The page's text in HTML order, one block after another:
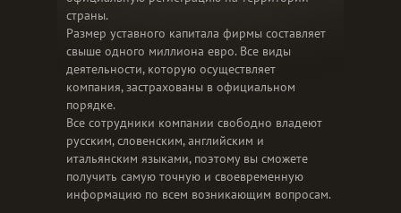
страны.
Размер уставного капитала фирмы составляет
свыше одного миллиона евро. Все виды
деятельности, которую осуществляет
компания, застрахованы в официальном
порядке.
Все сотрудники компании свободно владеют
русским, словенским, английским и
итальянским языками, поэтому вы сможете
получить самую точную и своевременную
информацию по всем возникающим вопросам.